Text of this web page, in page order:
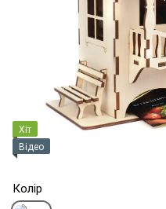
Хіт
Відео
Колір